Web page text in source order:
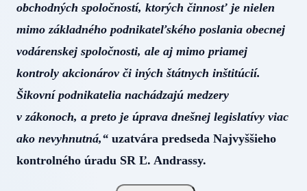
obchodných spoločností, ktorých činnosť je nielen
mimo základného podnikateľského poslania obecnej
vodárenskej spoločnosti, ale aj mimo priamej
kontroly akcionárov či iných štátnych inštitúcií.
Šikovní podnikatelia nachádzajú medzery
v zákonoch, a preto je úprava dnešnej legislatívy viac
ako nevyhnutná,“ uzatvára predseda Najvyššieho
kontrolného úradu SR Ľ. Andrassy.